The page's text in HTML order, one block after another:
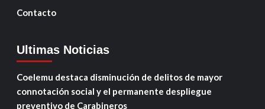
Contacto
Ultimas Noticias
Coelemu destaca disminución de delitos de mayor
connotación social y el permanente despliegue
preventivo de Carabineros